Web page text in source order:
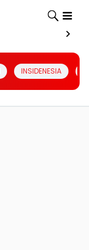
INSIDENESIA